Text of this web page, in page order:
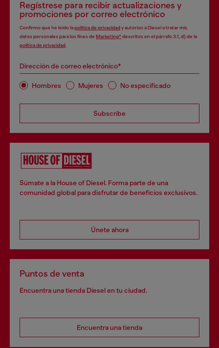
Regístrese para recibir actualizaciones y
promociones por correo electrónico
Confirmo que he leído lapolítica de privacidady autorizo a Diesel a tratar mis
datos personales para los fines de Marketing*descritos en el párrafo 3.1, d) de la
política de privacidad
Dirección de correo electrónico*
Hombres Mujeres No especificado
Subscribe
Súmate a la House of Diesel. Forma parte de una
comunidad global para disfrutar de beneficios exclusivos.
Únete ahora
Puntos de venta
Encuentra una tienda Diesel en tu ciudad.
Encuentra una tienda